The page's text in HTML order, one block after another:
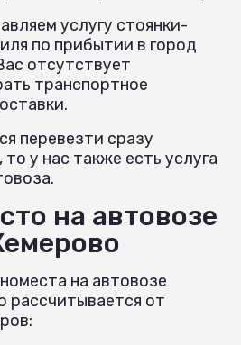
услугу стоянки-
по прибытии в город
отсутствует
транспортное
перевезти сразу
у нас также есть услуга
на автовозе
на автовозе
рассчитывается от